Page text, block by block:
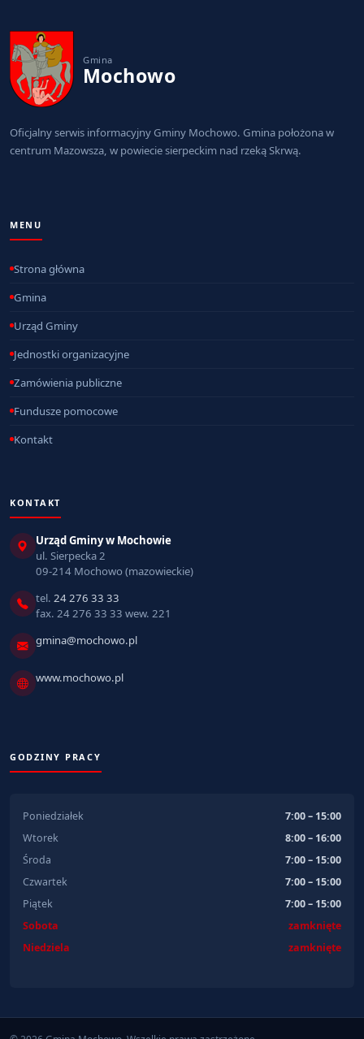
Gmina
Mochowo
Oficjalny serwis informacyjny Gminy Mochowo. Gmina położona w
centrum Mazowsza, w powiecie sierpeckim nad rzeką Skrwą.
MENU
Strona główna
Gmina
Urząd Gminy
Jednostki organizacyjne
Zamówienia publiczne
Fundusze pomocowe
Kontakt
KONTAKT
Urząd Gminy w Mochowie
ul. Sierpecka 2
09-214 Mochowo (mazowieckie)
tel. 24 276 33 33
fax. 24 276 33 33 wew. 221
gmina@mochowo.pl
www.mochowo.pl
GODZINY PRACY
Poniedziałek
7:00 – 15:00
Wtorek
8:00 – 16:00
Środa
7:00 – 15:00
Czwartek
7:00 – 15:00
Piątek
7:00 – 15:00
Sobota
zamknięte
Niedziela
zamknięte